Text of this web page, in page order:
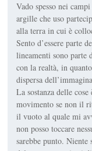
Vado spesso nei
argille che uso
alla terra in cui è
Sento d’essere parte
lineamenti sono
con la realtà, in
dispersa
La sostanza delle
movimento se non il
il vuoto al quale mi
non posso toccare
sarebbe punto. Niente